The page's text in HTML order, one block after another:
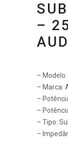
–
–
– Marca:
–
–
– Tipo:
–